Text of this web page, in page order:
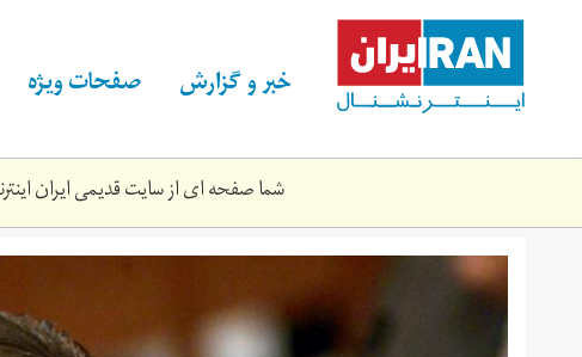
content خبر و گزارش صفحات ویژه
شما صفحه ای از سایت قدیمی ایران
dcbd443fc05a45462f65ed82b5eb2f9e.jpg